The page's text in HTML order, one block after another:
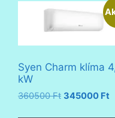
Syen Charm klíma
kW
360500Ft Original
345000 Ft